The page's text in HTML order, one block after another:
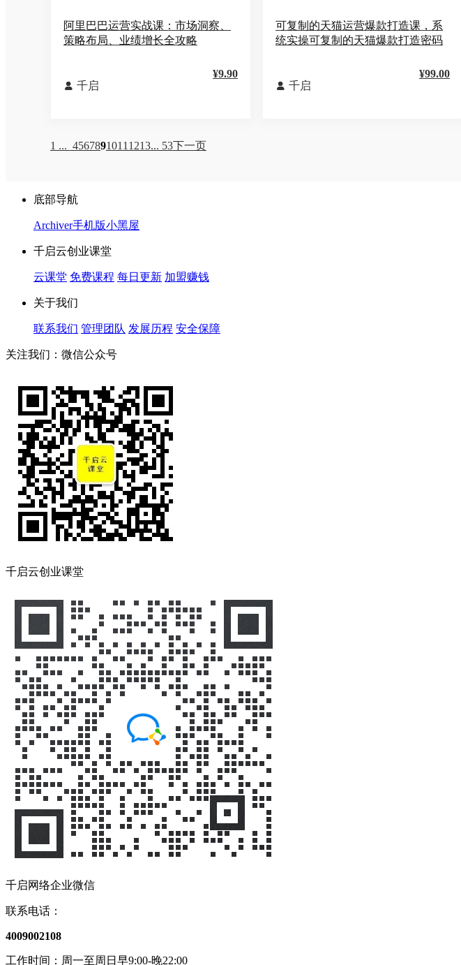
阿里巴巴运营实战课：市场洞察、
策略布局、业绩增长全攻略
 千启
¥9.90
可复制的天猫运营爆款打造课，系
统实操可复制的天猫爆款打造密码
 千启
¥99.00
1 ... 4567891011 1213... 53下一页
底部导航
Archiver手机版小黑屋
千启云创业课堂
云课堂 免费课程 每日更新 加盟赚钱
关于我们
联系我们 管理团队 发展历程 安全保障
关注我们：微信公众号
千启云创业课堂
千启网络企业微信
联系电话：
4009002108
工作时间：周一至周日早9:00-晚22:00